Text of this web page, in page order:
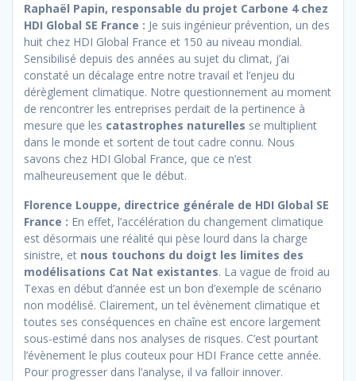
Raphaël Papin, responsable du projet Carbone 4 chez
HDI Global SE France : Je suis ingénieur prévention, un des
huit chez HDI Global France et 150 au niveau mondial.
Sensibilisé depuis des années au sujet du climat, j’ai
constaté un décalage entre notre travail et l’enjeu du
dérèglement climatique. Notre questionnement au moment
de rencontrer les entreprises perdait de la pertinence à
mesure que les catastrophes naturelles se multiplient
dans le monde et sortent de tout cadre connu. Nous
savons chez HDI Global France, que ce n’est
malheureusement que le début.
Florence Louppe, directrice générale de HDI Global SE
France : En effet, l’accélération du changement climatique
est désormais une réalité qui pèse lourd dans la charge
sinistre, et nous touchons du doigt les limites des
modélisations Cat Nat existantes. La vague de froid au
Texas en début d’année est un bon d’exemple de scénario
non modélisé. Clairement, un tel évènement climatique et
toutes ses conséquences en chaîne est encore largement
sous-estimé dans nos analyses de risques. C’est pourtant
l’évènement le plus couteux pour HDI France cette année.
Pour progresser dans l’analyse, il va falloir innover.